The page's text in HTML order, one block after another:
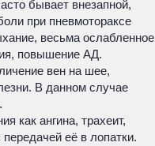
бывает внезапной,
при пневмотораксе
весьма ослабленное
повышение АД.
вен на шее,
В данном случае
как ангина, трахеит,
её в лопатки.